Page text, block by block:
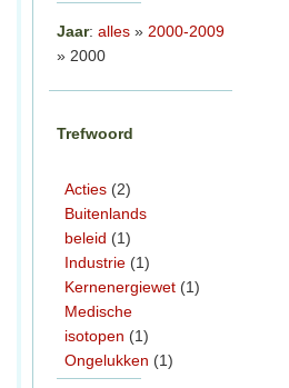
Jaar: alles » 2000-2009
» 2000
Trefwoord
Acties (2)
Buitenlands
beleid (1)
Industrie (1)
Kernenergiewet (1)
Medische
isotopen (1)
Ongelukken (1)